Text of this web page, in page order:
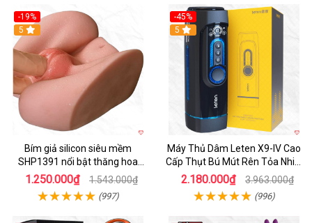
-19%
Hot
5
Bím giả silicon siêu mềm
SHP1391 nổi bật thăng hoa
hoàn hảo
1.250.000₫ 1.543.000₫
(997)
-45%
Hot
5
Máy Thủ Dâm Leten X9-IV Cao
Cấp Thụt Bú Mút Rên Tỏa Nhiệt
Sạc Pin
2.180.000₫ 3.963.000₫
(996)